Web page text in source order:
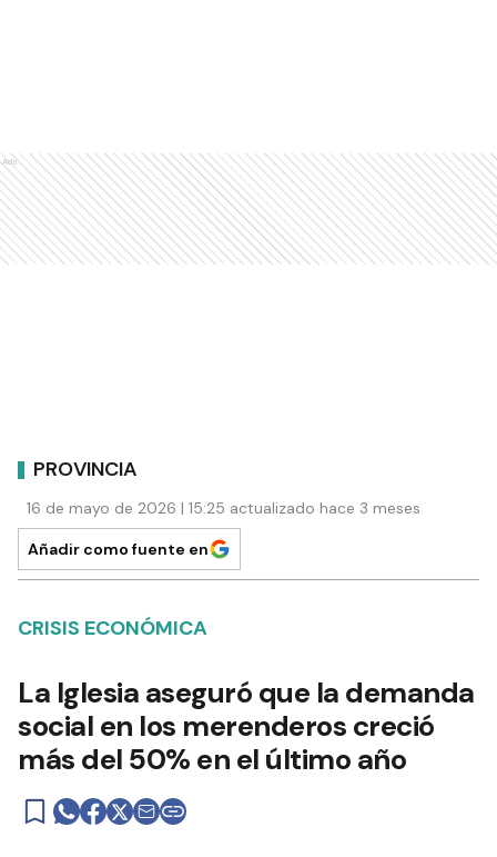
Ads
PROVINCIA
16 de mayo de 2026 | 15:25 actualizado hace 3 meses
Añadir como fuente en
CRISIS ECONÓMICA
La Iglesia aseguró que la demanda
social en los merenderos creció
más del 50% en el último año